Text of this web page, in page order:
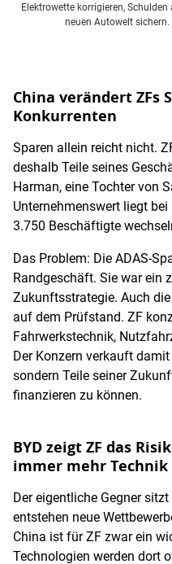
Elektrowette korrigieren,
neuen Autowelt sichern.
China verändert ZFs
Konkurrenten
Sparen allein reicht nicht.
deshalb Teile seines
Harman, eine Tochter von
Unternehmenswert liegt
3.750 Beschäftigte
Das Problem: Die ADAS-
Randgeschäft. Sie war ein
Zukunftsstrategie. Auch
auf dem Prüfstand. ZF
Fahrwerkstechnik,
Der Konzern verkauft
sondern Teile seiner
finanzieren zu können.
BYD zeigt ZF das
immer mehr Technik
Der eigentliche Gegner
entstehen neue
China ist für ZF zwar ein
Technologien werden dort